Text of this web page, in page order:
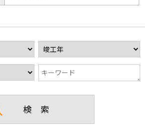
検 索